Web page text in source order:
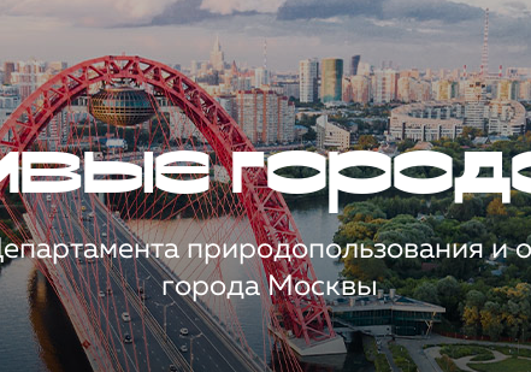
природопользования
города Москвы